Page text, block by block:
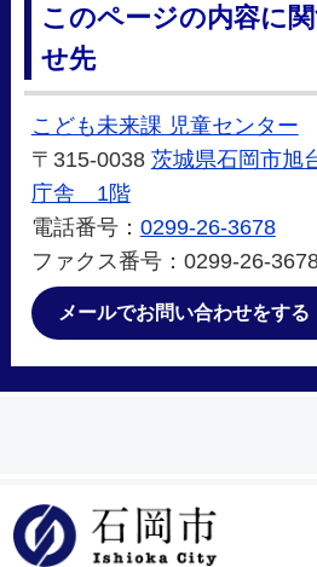
このページの内容に
せ先
こども未来課 児童センター
〒315-0038 茨城県石岡市旭
庁舎 1階
電話番号： 0299-26-3678
ファクス番号：0299-26-
メールでお問い合わせをする